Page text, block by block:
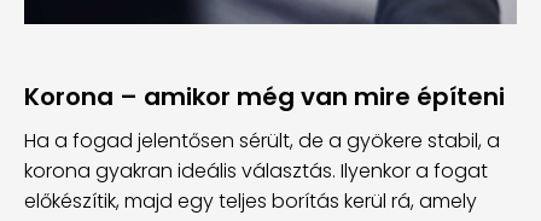
Korona – amikor még van mire építeni
Ha a fogad jelentősen sérült, de a gyökere stabil, a
korona gyakran ideális választás. Ilyenkor a fogat
előkészítik, majd egy teljes borítás kerül rá, amely